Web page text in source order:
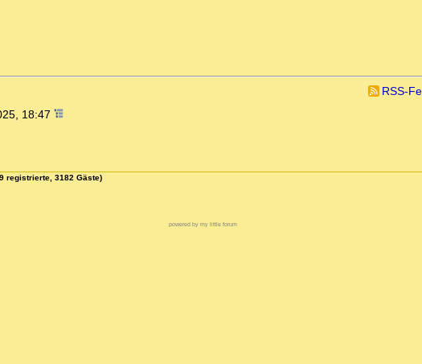
RSS-
18:47
registrierte, 3182 Gäste)
powered by my little forum